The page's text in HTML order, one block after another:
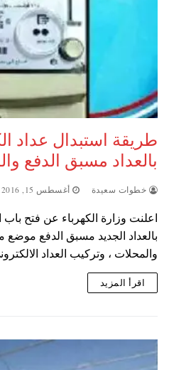
طريقة استبدال عداد
بالعداد مسبق الدفع
خطوات سعيدة أغسطس 15, 2016
اعلنت وزارة الكهرباء عن فتح باب
بالعداد الجديد مسبق الدفع
والمحلات ، وتركيب العداد
اقرأ المزيد